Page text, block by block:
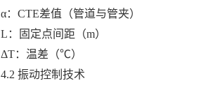
α：CTE差值（管道与管夹）
L：固定点间距（m）
ΔT：温差（℃）
4.2 振动控制技术